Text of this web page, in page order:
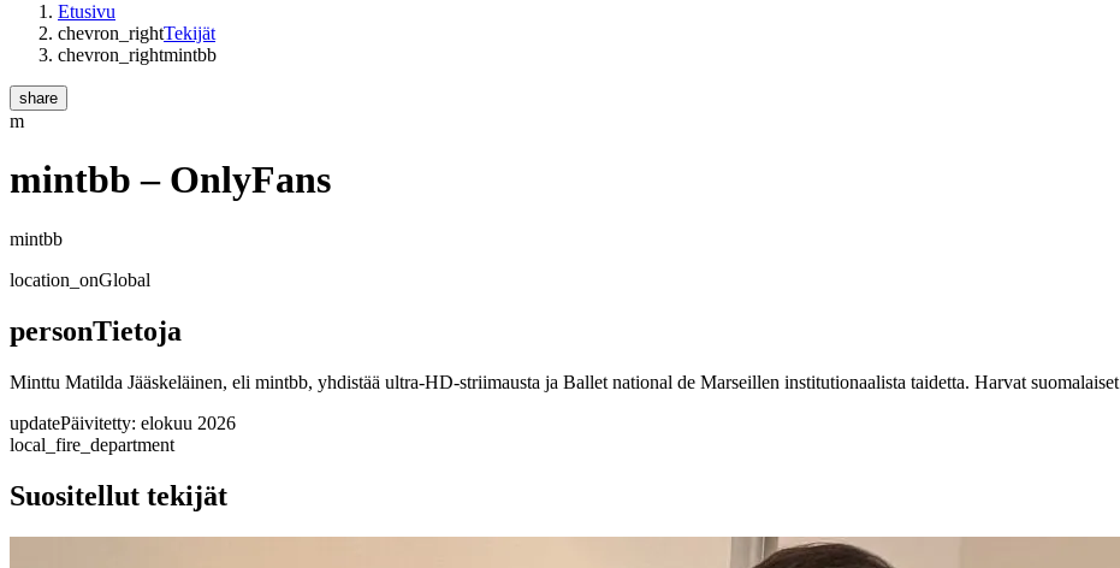
Etusivu
chevron_rightTekijät
chevron_rightmintbb
share
m
mintbb – OnlyFans
mintbb
location_onGlobal
personTietoja
Minttu Matilda Jääskeläinen, eli mintbb, yhdistää ultra-HD-striimausta ja Ballet national de Marseillen institutionaalista taidetta. Harvat suomalaiset
updatePäivitetty: elokuu 2026
local_fire_department
Suositellut tekijät